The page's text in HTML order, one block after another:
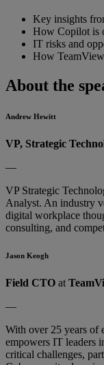
Key insights
How Copilot is
IT risks and
How
About the
Andrew Hewitt
VP, Strategic
—
VP Strategic
Analyst. An industry
digital workplace
consulting, and
Jason Keogh
Field CTO at
—
With over 25 years of
empowers IT leaders
critical challenges,